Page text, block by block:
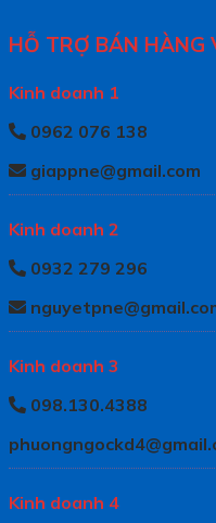
HỖ TRỢ BÁN HÀNG
Kinh doanh 1
0962 076 138
giappne@gmail.com
Kinh doanh 2
0932 279 296
Kinh doanh 3
098.130.4388
Kinh doanh 4